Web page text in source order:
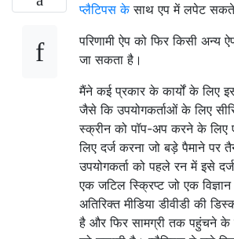
प्लैटिपस केसाथ एप में लपेट
परिणामी ऐप को फिर किसी अन्य
जा सकता है।
मैंने कई प्रकार के कार्यों के लिए
जैसे कि उपयोगकर्ताओं के लिए
स्क्रीन को पॉप-अप करने के लिए
लिए दर्ज करना जो बड़े पैमाने पर
उपयोगकर्ता को पहले रन में इसे
एक जटिल स्क्रिप्ट जो एक
अतिरिक्त मीडिया डीवीडी की
है और फिर सामग्री तक पहुंचने के